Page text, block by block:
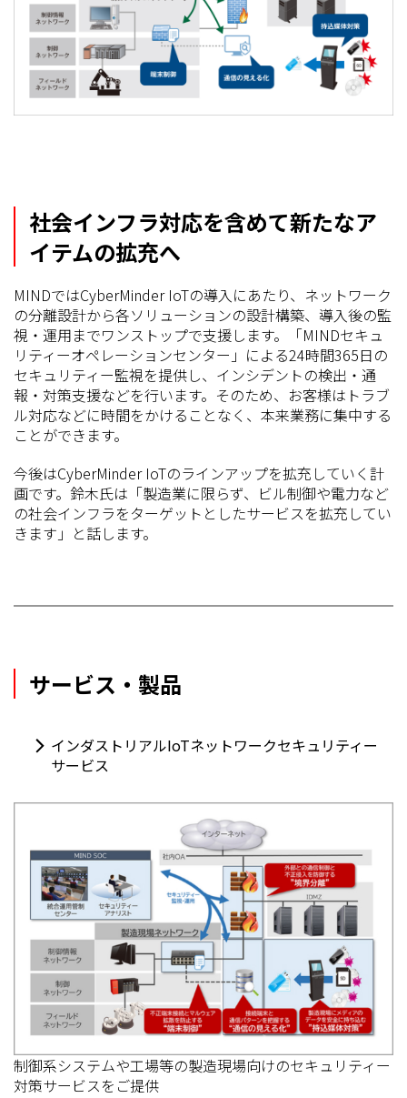
社会インフラ対応を含めて新たなア
イテムの拡充へ
MINDではCyberMinder IoTの導入にあたり、ネットワーク
の分離設計から各ソリューションの設計構築、導入後の監
視・運用までワンストップで支援します。「MINDセキュ
リティーオペレーションセンター」による24時間365日の
セキュリティー監視を提供し、インシデントの検出・通
報・対策支援などを行います。そのため、お客様はトラブ
ル対応などに時間をかけることなく、本来業務に集中する
ことができます。
今後はCyberMinder IoTのラインアップを拡充していく計
画です。鈴木氏は「製造業に限らず、ビル制御や電力など
の社会インフラをターゲットとしたサービスを拡充してい
きます」と話します。
サービス・製品
インダストリアルIoTネットワークセキュリティー
サービス
制御系システムや工場等の製造現場向けのセキュリティー
対策サービスをご提供